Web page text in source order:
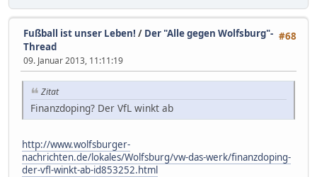
#68
Fußball ist unser Leben! / Der "Alle gegen Wolfsburg"-
Thread
09. Januar 2013, 11:11:19
Zitat
Finanzdoping? Der VfL winkt ab
http://www.wolfsburger-
nachrichten.de/lokales/Wolfsburg/vw-das-werk/finanzdoping-
der-vfl-winkt-ab-id853252.html